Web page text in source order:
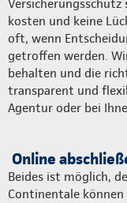
Versicherungsschutz
kosten und keine
oft, wenn
getroffen werden.
behalten und die
transparent und
Agentur oder bei
Online
Beides ist möglich,
Continentale